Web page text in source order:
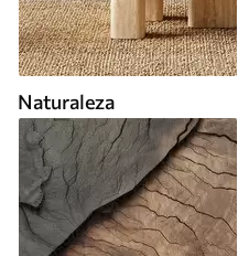
Naturaleza